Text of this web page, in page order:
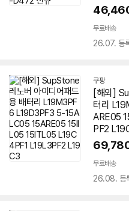
무료배송
26.07. 등
쿠팡
[해외]
터리
ARE05
PF2
무료배송
26.08. 등